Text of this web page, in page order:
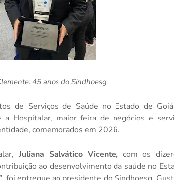
45 anos do Sindhoesg
de Serviços de Saúde no Estado de
a Hospitalar, maior feira de negócios e
comemorados em 2026.
Juliana Salvático Vicente,com os
ao desenvolvimento da saúde no